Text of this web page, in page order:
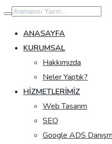
İçeriğe
geç
ANASAYFA
KURUMSAL
Hakkımızda
Neler Yaptık?
HIZMETLERIMIZ
Web Tasarım
SEO
Google ADS